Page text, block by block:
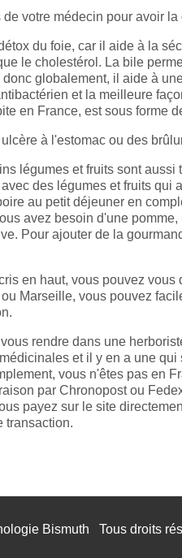
votre médecin pour avoir
du foie, car il aide à la
le cholestérol. La bile
globalement, il aide à
et la meilleure
en France, est sous forme
à l'estomac ou des
légumes et fruits sont
des légumes et fruits qui
au petit déjeuner en
avez besoin d'une
Pour ajouter de la
en haut, vous pouvez
Marseille, vous pouvez
rendre dans une
et il y en a une
vous n'êtes pas en
par Chronopost ou
payez sur le site
transaction.
Bismuth Tous droits